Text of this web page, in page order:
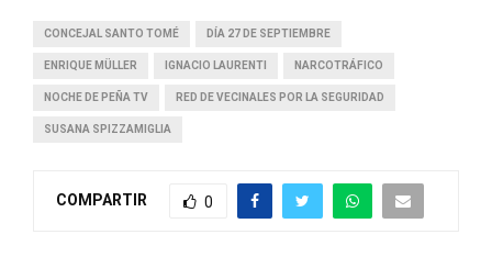
CONCEJAL SANTO TOMÉ DÍA 27 DE SEPTIEMBRE
ENRIQUE MÜLLER IGNACIO LAURENTI NARCOTRÁFICO
NOCHE DE PEÑA TV RED DE VECINALES POR LA SEGURIDAD
SUSANA SPIZZAMIGLIA
COMPARTIR 0